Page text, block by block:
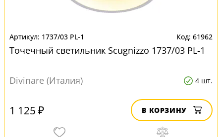
1737/03 PL-1 61962
Точечный светильник Scugnizzo 1737/03 PL-1
Divinare (Италия) 4 шт.
1 125 ₽ В КОРЗИНУ